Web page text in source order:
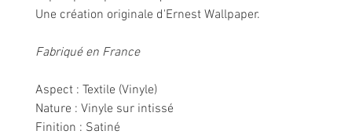
Une création originale d'Ernest Wallpaper.
Fabriqué en France
Aspect : Textile (Vinyle)
Nature : Vinyle sur intissé
Finition : Satiné